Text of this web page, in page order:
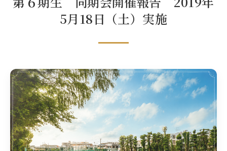
5月18日（土）実施